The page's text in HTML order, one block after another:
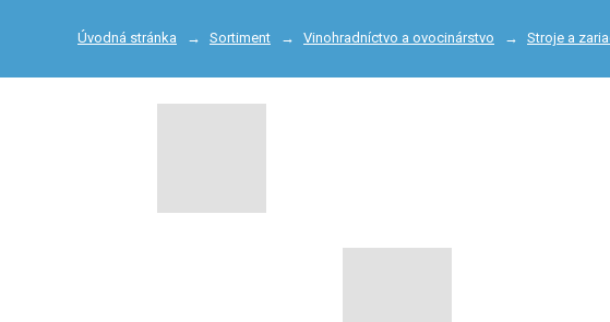
Úvodná stránka Sortiment Vinohradníctvo a ovocinárstvo Stroje a